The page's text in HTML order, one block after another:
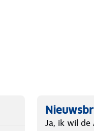
Ja, ik wil de